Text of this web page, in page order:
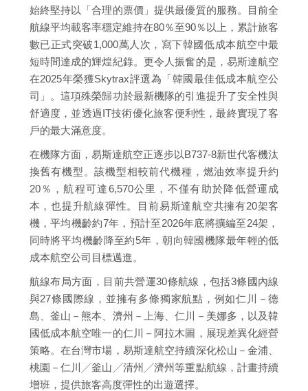
始終堅持以「合理的票價」提供最優質的服務。目前全
航線平均載客率穩定維持在80％至90％以上，累計旅客
數已正式突破1,000萬人次，寫下韓國低成本航空中最
短時間達成的輝煌紀錄。更令人振奮的是，易斯達航空
在2025年榮獲Skytrax評選為「韓國最佳低成本航空公
司」。這項殊榮歸功於最新機隊的引進提升了安全性與
舒適度，並透過IT技術優化旅客便利性，最終實現了客
戶的最大滿意度。
在機隊方面，易斯達航空正逐步以B737-8新世代客機汰
換舊有機型。該機型相較前代機種，燃油效率提升約
20％，航程可達6,570公里，不僅有助於降低營運成
本，也提升航線彈性。目前易斯達航空共擁有20架客
機，平均機齡約7年，預計至2026年底將擴編至24架，
同時將平均機齡降至約5年，朝向韓國機隊最年輕的低
成本航空公司目標邁進。
航線布局方面，目前共營運30條航線，包括3條國內線
與27條國際線，並擁有多條獨家航點，例如仁川－德
島、釜山－熊本、濟州－上海、仁川－美娜多，以及韓
國低成本航空唯一的仁川－阿拉木圖，展現差異化經營
策略。在台灣市場，易斯達航空持續深化松山－金浦、
桃園－仁川╱釜山╱清州╱濟州等重點航線，計畫持續
增班，提供旅客高度彈性的出遊選擇。